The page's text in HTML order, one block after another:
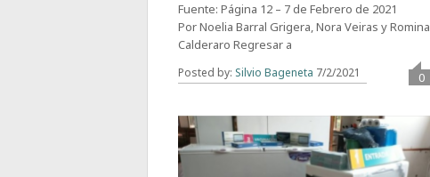
Fuente: Página 12 – 7 de Febrero de 2021
Por Noelia Barral Grigera, Nora Veiras y Romina
Calderaro Regresar a
Posted by: Silvio Bageneta 7/2/2021 0